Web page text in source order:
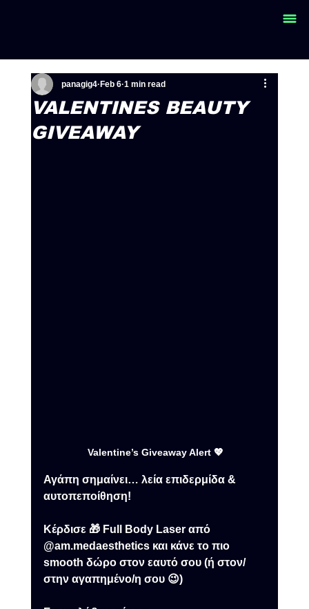
VALENTINES BEAUTY
GIVEAWAY
panagig4 Feb 6 1 min read
Valentine’s Giveaway Alert 💖
Αγάπη σημαίνει… λεία επιδερμίδα &
αυτοπεποίθηση!
Κέρδισε 🎁 Full Body Laser από
@am.medaesthetics και κάνε το πιο
smooth δώρο στον εαυτό σου (ή στον/
στην αγαπημένο/η σου 😉)